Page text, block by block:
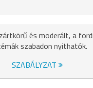
és moderált, a
szabadon nyithatók.
SZABÁLYZAT